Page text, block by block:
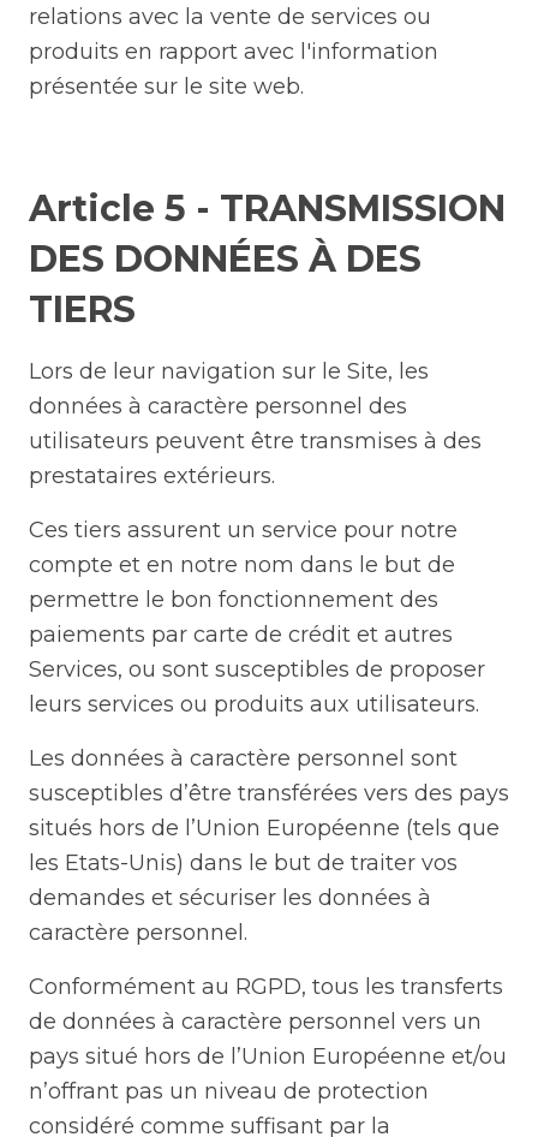
relations avec la vente de services ou
produits en rapport avec l'information
présentée sur le site web.
Article 5 - TRANSMISSION
DES DONNÉES À DES
TIERS
Lors de leur navigation sur le Site, les
données à caractère personnel des
utilisateurs peuvent être transmises à des
prestataires extérieurs.
Ces tiers assurent un service pour notre
compte et en notre nom dans le but de
permettre le bon fonctionnement des
paiements par carte de crédit et autres
Services, ou sont susceptibles de proposer
leurs services ou produits aux utilisateurs.
Les données à caractère personnel sont
susceptibles d’être transférées vers des pays
situés hors de l’Union Européenne (tels que
les Etats-Unis) dans le but de traiter vos
demandes et sécuriser les données à
caractère personnel.
Conformément au RGPD, tous les transferts
de données à caractère personnel vers un
pays situé hors de l’Union Européenne et/ou
n’offrant pas un niveau de protection
considéré comme suffisant par la